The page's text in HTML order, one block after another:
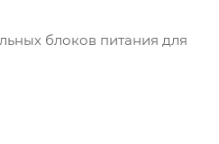
блоков питания для